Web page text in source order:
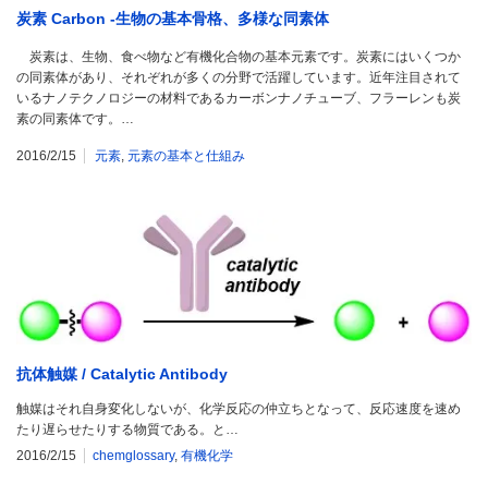
炭素 Carbon -生物の基本骨格、多様な同素体
炭素は、生物、食べ物など有機化合物の基本元素です。炭素にはいくつか
の同素体があり、それぞれが多くの分野で活躍しています。近年注目されて
いるナノテクノロジーの材料であるカーボンナノチューブ、フラーレンも炭
素の同素体です。…
2016/2/15 元素 元素の基本と仕組み
抗体触媒 / Catalytic Antibody
触媒はそれ自身変化しないが、化学反応の仲立ちとなって、反応速度を速め
たり遅らせたりする物質である。と…
2016/2/15
chemglossary, 有機化学